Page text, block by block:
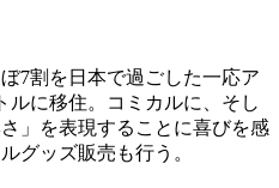
7割を日本で過ごした一応ア
ルに移住。コミカルに、そし
」を表現することに喜びを感
グッズ販売も行う。